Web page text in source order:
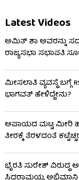
Latest Videos
ಅಮಿತ್ ಶಾ ಅವರನ್ನು
ರಾಜ್ಯಸಭಾ ಸಭಾಪತಿ
ಮೀಸಲಾತಿ ವ್ಯವಸ್ಥೆ ಬಗ್ಗೆ
ಭಾಗವತ್ ಹೇಳಿದ್ದೇನು?
ಅಪಾಯದ ಮಟ್ಟ ಮೀರಿ
ತೀರಕ್ಕೆ ತೆರಳದಂತೆ
ಭೈರತಿ ಸುರೇಶ್